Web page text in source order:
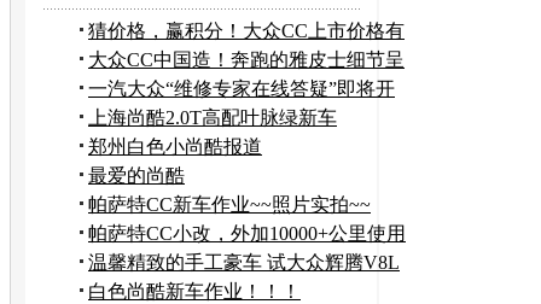
猜价格，赢积分！大众CC上市价格有
奖竞猜
大众CC中国造！奔跑的雅皮士细节呈
现（海量图片）
一汽大众“维修专家在线答疑”即将开
始...
上海尚酷2.0T高配叶脉绿新车
郑州白色小尚酷报道
最爱的尚酷
帕萨特CC新车作业~~照片实拍~~
帕萨特CC小改，外加10000+公里使用
感受！！
温馨精致的手工豪车 试大众辉腾V8L
4.2
白色尚酷新车作业！！！